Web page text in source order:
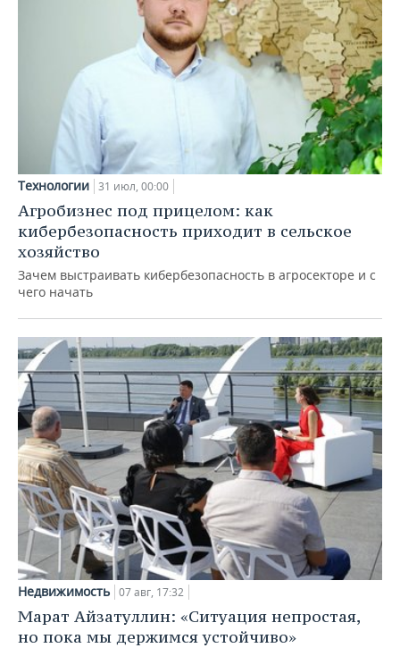
Технологии 31 июл, 00:00
Агробизнес под прицелом: как
кибербезопасность приходит в сельское
хозяйство
Зачем выстраивать кибербезопасность в агросекторе и с
чего начать
Недвижимость 07 авг, 17:32
Марат Айзатуллин: «Ситуация непростая,
но пока мы держимся устойчиво»